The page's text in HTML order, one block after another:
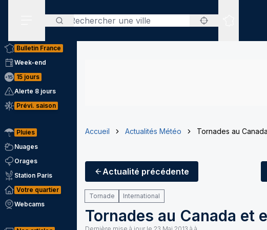
Rechercher
Sites
Bulletin France
Week-end
15 jours
Alerte 8 jours
Prévi. saison
Pluies
Nuages
Orages
Station Paris
Votre quartier
Webcams
Accueil Actualités Météo Tornades au
Actualité précédente
Tornade International
Tornades au Canada et